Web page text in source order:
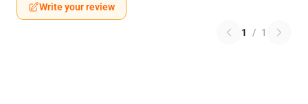
Write your review
1 / 1